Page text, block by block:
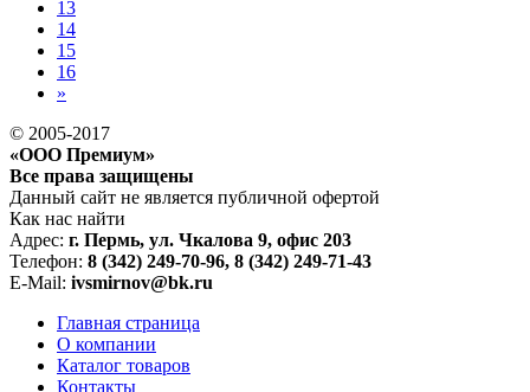
13
14
15
16
»
© 2005-2017
«ООО Премиум»
Все права защищены
Данный сайт не является публичной офертой
Как нас найти
Адрес: г. Пермь, ул. Чкалова 9, офис 203
Телефон: 8 (342) 249-70-96, 8 (342) 249-71-43
E-Mail: ivsmirnov@bk.ru
Главная страница
О компании
Каталог товаров
Контакты